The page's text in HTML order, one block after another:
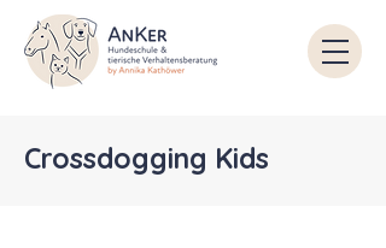
Crossdogging Kids